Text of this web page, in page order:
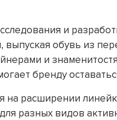
и
выпуская обувь из
и
бренду
на расширении
разных видов